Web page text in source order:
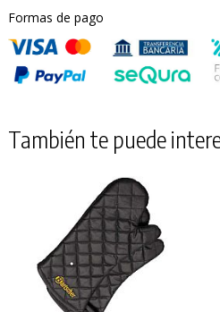
Formas de pago
También te puede